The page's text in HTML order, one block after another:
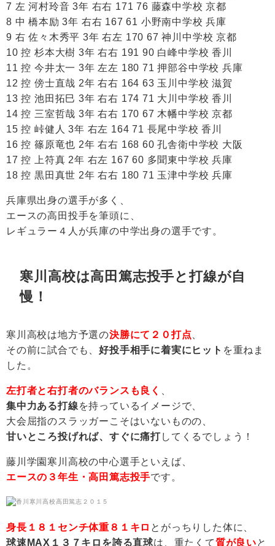
7 左 河村玲音 3年 右右 171 76 藤森中学校 京都
8 中 橋本励 3年 右右 167 61 小野南中学校 兵庫
9 右 佐々木秀平 3年 右左 170 67 神川中学校 京都
10 控 杉本大樹 3年 右右 191 90 白峰中学校 香川
11 控 今井太一 3年 左左 180 71 押部谷中学校 兵庫
12 控 傍士直哉 2年 右右 164 63 玉川中学校 滋賀
13 控 池田拓巳 3年 右右 174 71 大川中学校 香川
14 控 三室哲哉 3年 右右 170 67 木幡中学校 京都
15 控 峠健人 3年 右左 164 71 長尾中学校 香川
16 控 篠原竜也 2年 右右 168 60 孔舎衛中学校 大阪
17 控 上符真 2年 右左 167 60 多聞東中学校 兵庫
18 控 黒田真世 2年 右右 180 71 玉津中学校 兵庫
兵庫県出身の選手が多く、
エースの高田投手を筆頭に、
レギュラー４人が兵庫の中学出身の選手です。
寒川高校は高田篤志投手と打線が自
慢！
寒川高校は地方予選の決勝にて２０打点
その前に試合でも、好投手相手に着実にヒット を重ねま
した。
左打者と右打者のバランスも良く
集中力ある打線を持っているイメージで、
大会屈指のスラッガーこそはいないものの、
甘いところ投げれば、すぐに痛打してくるでしょう！
藤川学園寒川高校の中心選手といえば、
エースの３年生・高田篤志投手です。
身長１８１センチ体重８１キロ とがっちりした体に、
球速MAX１３７キロを誇る直球は、重たくて質が良い と